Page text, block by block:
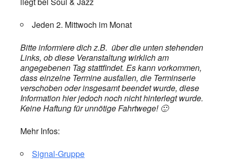
Jeden 2. Mittwoch im Monat
Bitte informiere dich z.B. über die unten stehenden
Links, ob diese Veranstaltung wirklich am
angegebenen Tag stattfindet. Es kann vorkommen,
dass einzelne Termine ausfallen, die Terminserie
verschoben oder insgesamt beendet wurde, diese
Information hier jedoch noch nicht hinterlegt wurde.
Keine Haftung für unnötige Fahrtwege! 🙂
Mehr Infos:
Signal-Gruppe